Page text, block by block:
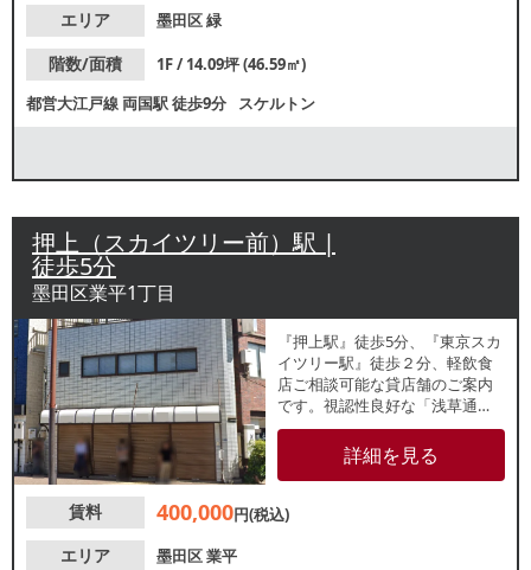
エリア
墨田区緑
階数/面積
1F / 14.09坪 (46.59㎡)
都営大江戸線両国駅徒歩9分 スケルトン
押上（スカイツリー前）駅 |
徒歩5分
墨田区業平1丁目
『押上駅』徒歩5分、『東京スカ
イツリー駅』徒歩２分、軽飲食
店ご相談可能な貸店舗のご案内
です。視認性良好な「浅草通
り」と「言問通り」の交差点角
地の路面店！１・２階一括貸し
ですので、１階を店舗、２階を
が可能です。以前は物販店が営
詳細を見る
賃料 400,000円(税込)
エリア
墨田区業平